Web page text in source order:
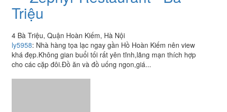
4 Bà Triệu, Quận Hoàn Kiếm, Hà Nội
ly5958:Nhà hàng tọa lạc ngay gần Hồ Hoàn Kiếm nên view
cho các cặp đôi.Đồ ăn và đồ uống ngon,giá...